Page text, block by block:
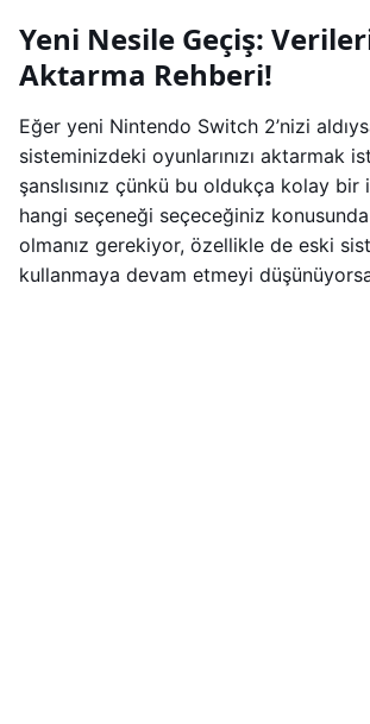
Yeni Nesile Geçiş:
Aktarma Rehberi!
Eğer yeni Nintendo Switch 2’nizi
sisteminizdeki oyunlarınızı aktarmak
şanslısınız çünkü bu oldukça kolay bir
hangi seçeneği seçeceğiniz
olmanız gerekiyor, özellikle de eski
kullanmaya devam etmeyi